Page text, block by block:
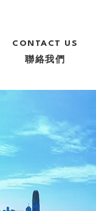
CONTACT US
聯絡我們